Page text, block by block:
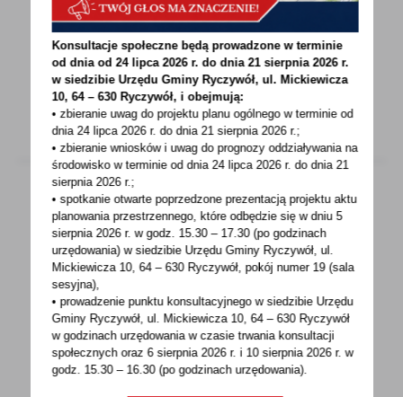
W załączniku ostrzeżenie meteorologiczne
o silnym wietrze o średniej prędkości do 40
km/h...
18 - 12 - 2023
Zawiadomienie o zakończeniu postępowania
administracyjnego w sprawie ustalenia
lokalizacji inwestycji celu publicznego
polegającej na budowie sieci wodociągowej
na działkach oznaczonych nr ewid. 488/1,
487/1, 486/2, 486/1, 50/18, 50/8, 50/17
obręb Ryczywół, gmina Ryczywół
Konsultacje społeczne będą prowadzone w terminie
od dnia od 24 lipca 2026 r. do dnia 21 sierpnia 2026 r.
w siedzibie Urzędu Gminy Ryczywół, ul. Mickiewicza
10, 64 – 630 Ryczywół, i obejmują:
• zbieranie uwag do projektu planu ogólnego w terminie od
dnia 24 lipca 2026 r. do dnia 21 sierpnia 2026 r.;
• zbieranie wniosków i uwag do prognozy oddziaływania na
środowisko w terminie od dnia 24 lipca 2026 r. do dnia 21
sierpnia 2026 r.;
• spotkanie otwarte poprzedzone prezentacją projektu aktu
planowania przestrzennego, które odbędzie się w dniu 5
sierpnia 2026 r.w godz. 15.30 – 17.30 (po godzinach
urzędowania) w siedzibie Urzędu Gminy Ryczywół, ul.
Mickiewicza 10, 64 – 630 Ryczywół, pokójnumer 19 (sala
sesyjna),
• prowadzenie punktu konsultacyjnego w siedzibie Urzędu
Gminy Ryczywół, ul. Mickiewicza 10, 64 – 630 Ryczywół
w godzinachurzędowania w czasie trwania konsultacji
społecznych oraz 6 sierpnia 2026 r. i 10 sierpnia 2026 r. w
godz. 15.30 – 16.30 (po godzinachurzędowania).